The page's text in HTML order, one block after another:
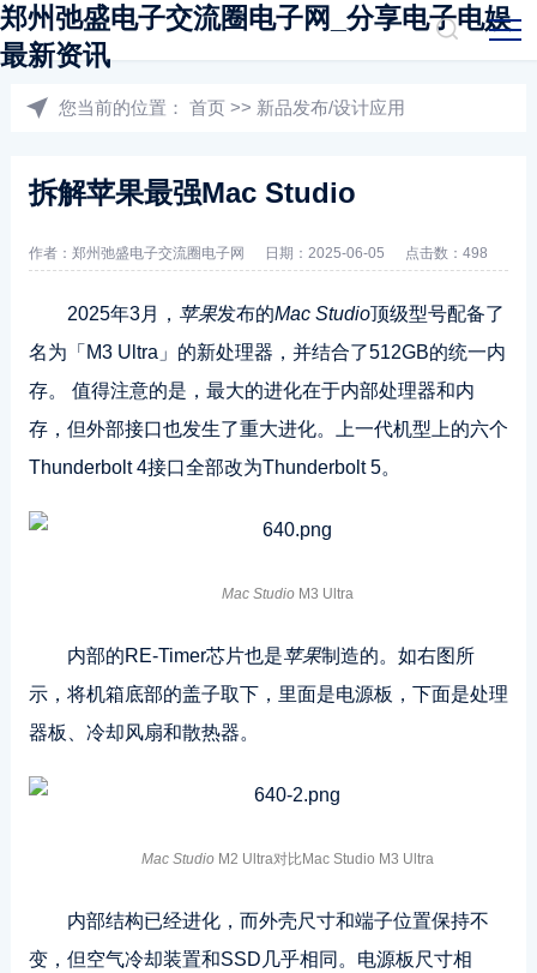
郑州弛盛电子交流圈电子网_分享电子电娱
最新资讯
您当前的位置： 首页 >> 新品发布/设计应用
拆解苹果最强Mac Studio
作者：郑州弛盛电子交流圈电子网 日期：2025-06-05 点击数：498
2025年3月， 苹果发布的Mac Studio顶级型号配备了
名为「M3 Ultra」的新处理器，并结合了512GB的统一内
存。 值得注意的是，最大的进化在于内部处理器和内
存，但外部接口也发生了重大进化。上一代机型上的六个
Thunderbolt 4接口全部改为Thunderbolt 5。
Mac StudioM3 Ultra
内部的RE-Timer芯片也是苹果制造的。如右图所
示，将机箱底部的盖子取下，里面是电源板，下面是处理
器板、冷却风扇和散热器。
Mac StudioM2 Ultra对比Mac Studio M3 Ultra
内部结构已经进化，而外壳尺寸和端子位置保持不
变，但空气冷却装置和SSD几乎相同。电源板尺寸相